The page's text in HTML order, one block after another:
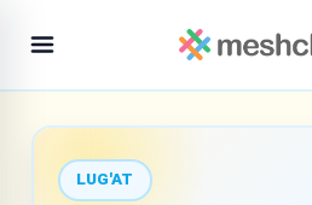
LUG'AT